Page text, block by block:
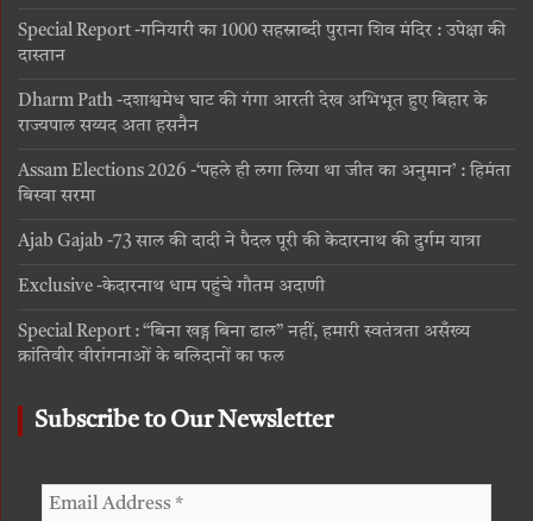
Special Report -गनियारी का 1000 सहस्राब्दी पुराना शिव मंदिर : उपेक्षा की
दास्तान
Dharm Path -दशाश्वमेध घाट की गंगा आरती देख अभिभूत हुए बिहार के
राज्यपाल सय्यद अता हसनैन
Assam Elections 2026 -‘पहले ही लगा लिया था जीत का अनुमान’ : हिमंता
बिस्वा सरमा
Ajab Gajab -73 साल की दादी ने पैदल पूरी की केदारनाथ की दुर्गम यात्रा
Exclusive -केदारनाथ धाम पहुंचे गौतम अदाणी
Special Report : “बिना खड्ग बिना ढाल” नहीं, हमारी स्वतंत्रता असँख्य
क्रांतिवीर वीरांगनाओं के बलिदानों का फल
Subscribe to Our Newsletter